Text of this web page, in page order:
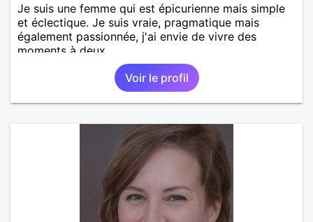
Je suis une femme qui est épicurienne mais simple
et éclectique. Je suis vraie, pragmatique mais
également passionnée, j'ai envie de vivre des
moments à deux.
Voir le profil